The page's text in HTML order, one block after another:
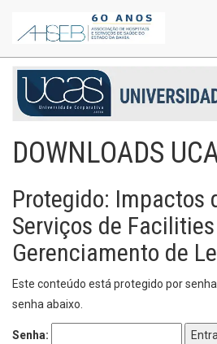
DOWNLOADS
Protegido: Impactos
Serviços de
Gerenciamento de
Este conteúdo está protegido por
senha abaixo.
Senha: